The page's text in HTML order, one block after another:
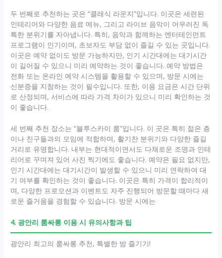
두 번째로 추천하는 곳은 “클래식 라운지”입니다. 이곳은 세련된
인테리어와 다양한 음료 메뉴, 그리고 라이브 음악이 어우러진 독
특한 분위기를 자아냅니다. 특히, 음악과 함께하는 엔터테인먼트
프로그램이 인기이며, 초보자도 부담 없이 즐길 수 있는 곳입니다.
이곳은 예약 없이도 방문 가능하지만, 인기 시간대에는 대기시간
이 길어질 수 있으니 미리 예약하는 것이 좋습니다. 예약 방법은
전화 또는 온라인 예약 시스템을 활용할 수 있으며, 방문 시에는
신분증을 지참하는 것이 필수입니다. 또한, 이용 요금은 시간 단위
로 산정되며, 서비스에 따라 가격 차이가 있으니 미리 확인하는 것
이 좋습니다.
세 번째 추천 장소는 “블루스카이 룸”입니다. 이 곳은 특히 젊은 층
이나 친구들과의 모임에 적합하며, 활기찬 분위기와 다양한 즐길
거리로 유명합니다. 내부는 현대적이면서도 다채로운 조명과 인테
리어로 꾸며져 있어 사진 찍기에도 좋습니다. 예약은 필요 없지만,
인기 시간대에는 대기시간이 발생할 수 있으니 미리 연락하여 대
기 여부를 확인하는 것이 좋습니다. 이곳은 특히 가격이 합리적이
며, 다양한 프로모션과 이벤트도 자주 진행되어 방문할 때마다 새
로운 즐거움을 경험할 수 있습니다. 방문 시에는
4. 광안리 룸싸롱 이용 시 유의사항과 팁
광안리 최고의 룸싸롱 추천, 특별한 밤 즐기기!